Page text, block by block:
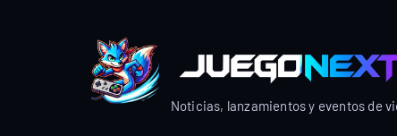
Noticias, lanzamientos y eventos de